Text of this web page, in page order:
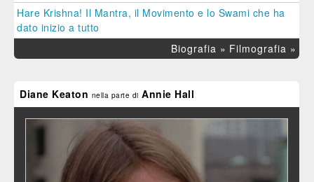
Hare Krishna! Il Mantra, il Movimento e lo Swami che ha
dato inizio a tutto
Biografia » Filmografia »
Diane Keaton nella parte di Annie Hall